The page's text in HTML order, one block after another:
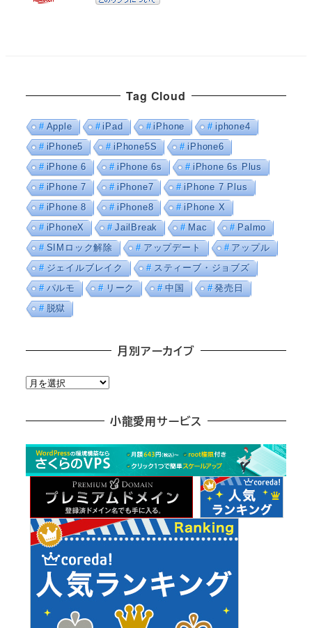
Tag Cloud
Apple iPad iPhone
iphone4
iPhone5
iPhone5S
iPhone6
iPhone 6
iPhone 6s
iPhone 6s Plus
iPhone 7
iPhone7
iPhone 7 Plus
iPhone 8
iPhone8
iPhone X
iPhoneX
JailBreak Mac
Palmo
SIMロック解除
アップデート
アップル
ジェイルブレイク
スティーブ・ジョブズ
パルモ
リーク 中国
発売日
脱獄
月別アーカイブ
月
カ
小龍愛用サービス